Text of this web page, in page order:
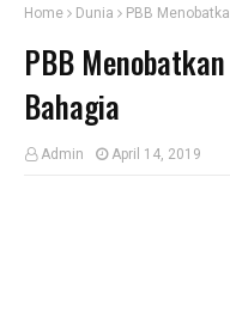
Home Dunia PBB
PBB
Bahagia
Admin April 14, 2019